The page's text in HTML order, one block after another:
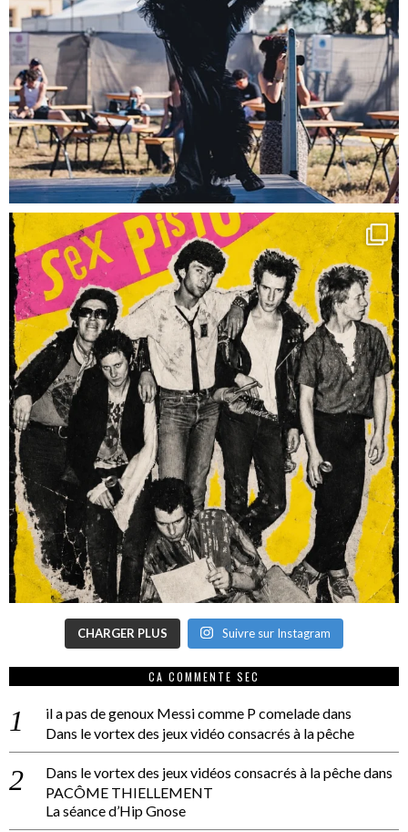
CHARGER PLUS Suivre sur Instagram
CA COMMENTE SEC
il a pas de genoux Messi comme P comeladedans
Dans le vortex des jeux vidéo consacrés à la pêche
Dans le vortex des jeux vidéos consacrés à la pêchedans
PACÔME THIELLEMENT
La séance d’Hip Gnose